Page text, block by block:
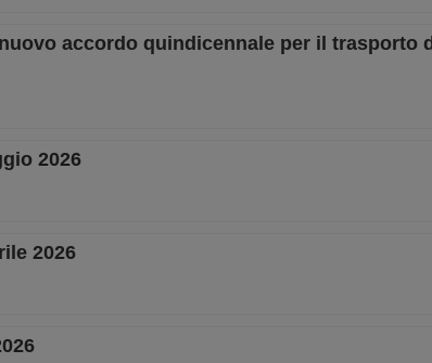
accordo quindicennale per il trasporto
2026
2026